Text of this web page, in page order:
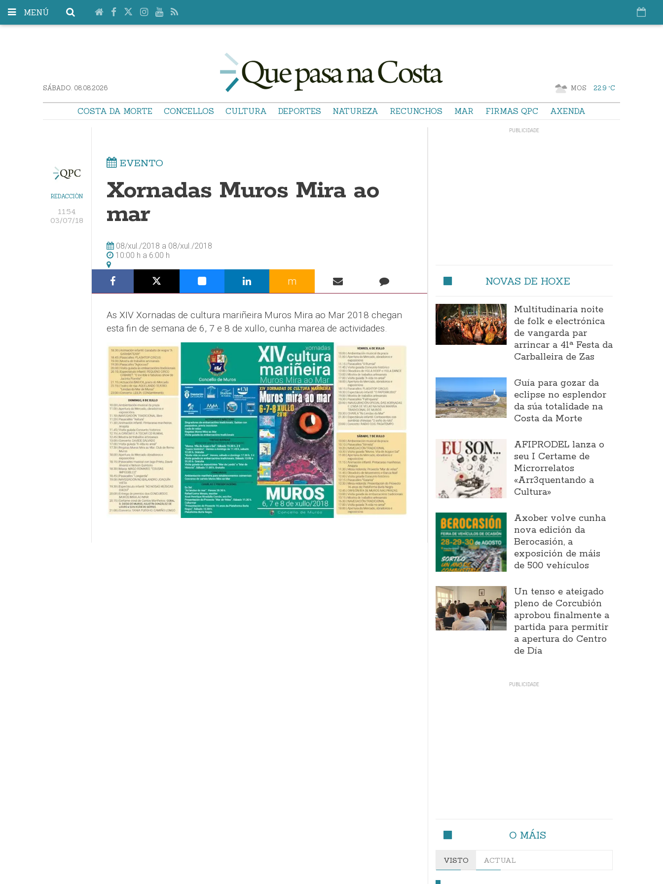
MENÚ
SÁBADO. 08.08.2026 MOS 22.9 °C
COSTA DA MORTE CONCELLOS CULTURA DEPORTES NATUREZA RECUNCHOS MAR FIRMAS QPC AXENDA
REDACCIÓN
11:54
03/07/18
EVENTO
Xornadas Muros Mira ao
mar
08/xul./2018 a 08/xul./2018
10:00 h a 6:00 h
m
As XIV Xornadas de cultura mariñeira Muros Mira ao Mar 2018 chegan
esta fin de semana de 6, 7 e 8 de xullo, cunha marea de actividades.
NOVAS DE HOXE
Multitudinaria noite
de folk e electrónica
de vangarda par
arrincar a 41ª Festa da
Carballeira de Zas
Guía para gozar da
eclipse no esplendor
da súa totalidade na
Costa da Morte
AFIPRODEL lanza o
seu I Certame de
Microrrelatos
«Arr3quentando a
Cultura»
Axober volve cunha
nova edición da
Berocasión, a
exposición de máis
de 500 vehículos
Un tenso e ateigado
pleno de Corcubión
aprobou finalmente a
partida para permitir
a apertura do Centro
de Día
O MÁIS
VISTO ACTUAL